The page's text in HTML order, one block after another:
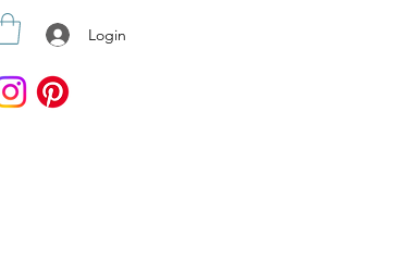
Login